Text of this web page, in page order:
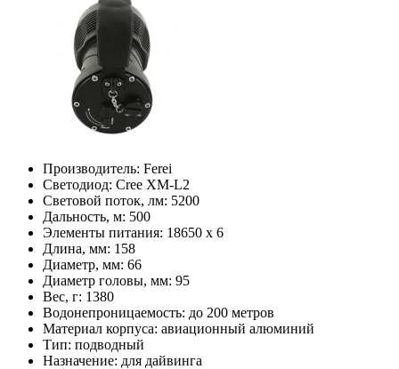
Производитель: Ferei
Светодиод: Cree XM-L2
Световой поток, лм: 5200
Дальность, м: 500
Элементы питания: 18650 x 6
Длина, мм: 158
Диаметр, мм: 66
Диаметр головы, мм: 95
Вес, г: 1380
Водонепроницаемость: до 200 метров
Материал корпуса: авиационный алюминий
Тип: подводный
Назначение: для дайвинга